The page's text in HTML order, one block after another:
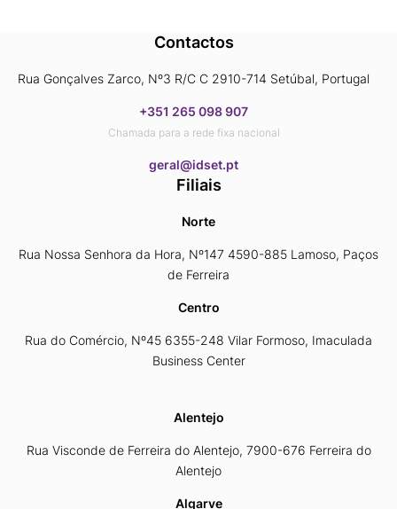
Contactos
Rua Gonçalves Zarco, Nº3 R/C C 2910-714 Setúbal, Portugal
+351 265 098 907
Chamada para a rede fixa nacional
​​​​​​​geral@idset.pt
Filiais
Norte
Rua Nossa Senhora da Hora, Nº147 4590-885 Lamoso, Paços
de Ferreira
Centro
Rua do Comércio, Nº45 6355-248 Vilar Formoso, Imaculada
Business Center
Alentejo
Rua Visconde de Ferreira do Alentejo, 7900-676 Ferreira do
Alentejo
Algarve